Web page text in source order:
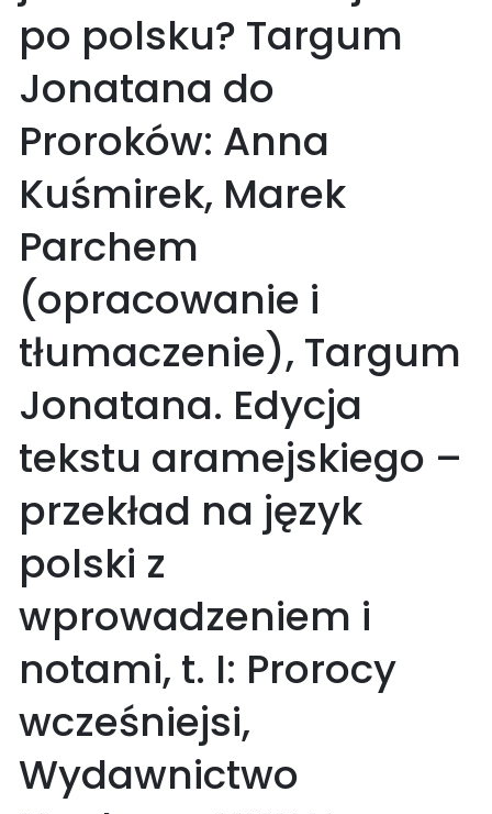
po polsku? Targum
Jonatana do
Proroków: Anna
Kuśmirek, Marek
Parchem
(opracowanie i
tłumaczenie), Targum
Jonatana. Edycja
tekstu aramejskiego –
przekład na język
polski z
wprowadzeniem i
notami, t. I: Prorocy
wcześniejsi,
Wydawnictwo